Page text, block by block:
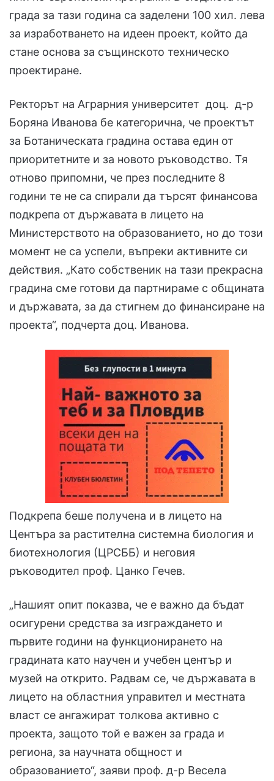
града за тази година са заделени 100 хил. лева
за изработването на идеен проект, който да
стане основа за същинското техническо
проектиране.
Ректорът на Аграрния университет доц. д-р
Боряна Иванова бе категорична, че проектът
за Ботаническата градина остава един от
приоритетните и за новото ръководство. Тя
отново припомни, че през последните 8
години те не са спирали да търсят финансова
подкрепа от държавата в лицето на
Министерството на образованието, но до този
момент не са успели, въпреки активните си
действия. „Като собственик на тази прекрасна
градина сме готови да партнираме с общината
и държавата, за да стигнем до финансиране на
проекта“, подчерта доц. Иванова.
Подкрепа беше получена и в лицето на
Центъра за растителна системна биология и
биотехнология (ЦРСББ) и неговия
ръководител проф. Цанко Гечев.
„Нашият опит показва, че е важно да бъдат
осигурени средства за изграждането и
първите години на функционирането на
градината като научен и учебен център и
музей на открито. Радвам се, че държавата в
лицето на областния управител и местната
власт се ангажират толкова активно с
проекта, защото той е важен за града и
региона, за научната общност и
образованието“, заяви проф. д-р Весела